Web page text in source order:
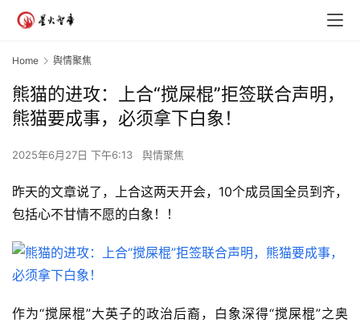
Home 舆情聚焦
熊猫的进攻：上合“搅屎棍”拒签联合声明，
熊猫要成事，必须拿下白象！
2025年6月27日 下午6:13 舆情聚焦
昨天的文章说了，上合这两天开会，10个成员国全员到齐，
包括心不甘情不愿的白象！！
作为“搅屎棍”大英子的政治后裔，白象深得“搅屎棍”之奥